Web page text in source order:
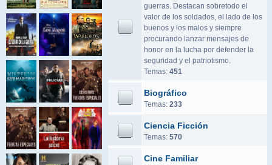
guerras. Destacan sobretodo el
valor de los soldados, el lado de los
buenos y los malos y siempre
procurando lanzar mensajes de
honor en la lucha por defender la
seguridad y el patriotismo.
Temas: 451
Biográfico
Temas: 233
Ciencia Ficción
Temas: 570
Cine Familiar